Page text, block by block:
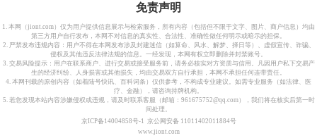
免责声明
1. 本网（jiont.com）仅为用户提供信息展示与检索服务，所有内容（包括但不限于文字、图片、商户信息）均由
第三方用户自行发布，本网不对信息的真实性、合法性、准确性做任何明示或暗示的担保。
2. 严禁发布违规内容：用户不得在本网发布涉及封建迷信（如算命、风水、解梦、择日等）、虚假宣传、诈骗、
侵权及其他违反法律法规的信息。一经发现，本网有权立即删除并封禁账号。
3. 交易风险提示：用户在联系商户、进行交易或接受服务前，请务必核实对方资质与信用。凡因用户私下交易产
生的经济纠纷、人身损害或其他损失，均由交易双方自行承担，本网不承担任何连带责任。
4. 本网刊载的原创内容（如着陆号快讯、百科词条）仅供参考，不构成专业建议。如需专业服务（如法律、医
疗、金融），请咨询持牌机构。
5. 若您发现本站内容涉嫌侵权或违规，请及时联系客服（邮箱：961675752@qq.com），我们将在核实后第一时
间处理。
京ICP备14004858号-1 京公网安备 11011402011884号
www.jiont.com